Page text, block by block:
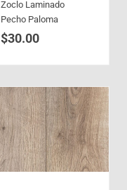
Zoclo Laminado
Pecho Paloma
$30.00